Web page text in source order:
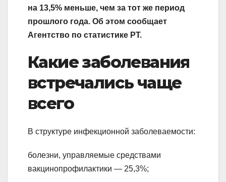
на 13,5% меньше, чем за тот же период
прошлого года. Об этом сообщает
Агентство по статистике РТ.
Какие заболевания
встречались чаще
всего
В структуре инфекционной заболеваемости:
болезни, управляемые средствами
вакцинопрофилактики — 25,3%;